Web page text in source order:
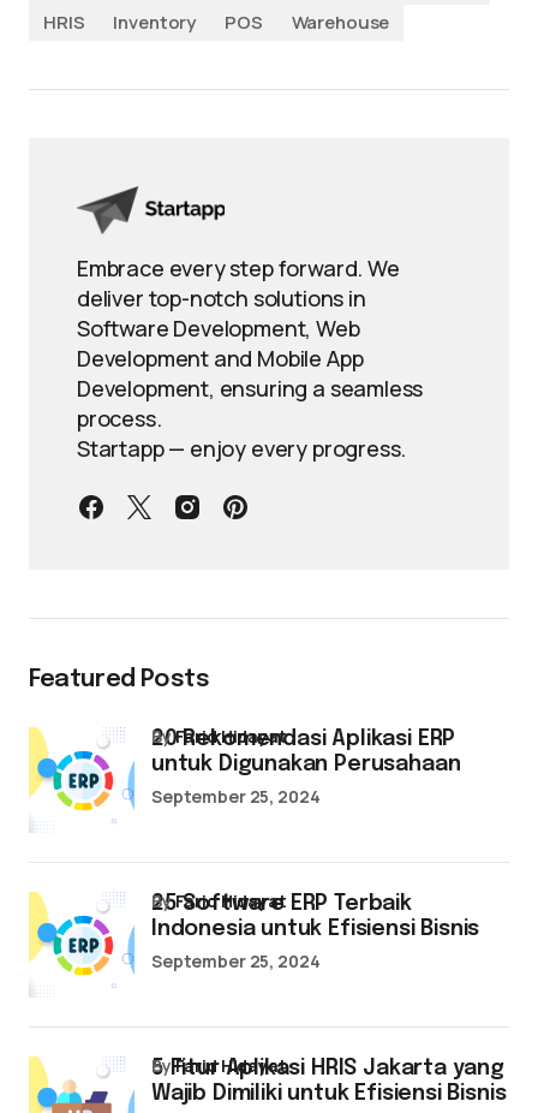
HRIS
Inventory POS Warehouse
Embrace every step forward. We
deliver top-notch solutions in
Software Development, Web
Development and Mobile App
Development, ensuring a seamless
process.
Startapp — enjoy every progress.
Featured Posts
20 Rekomendasi Aplikasi ERP
untuk Digunakan Perusahaan
byFarid Hidayat
September 25, 2024
25 Software ERP Terbaik
Indonesia untuk Efisiensi Bisnis
byFarid Hidayat
September 25, 2024
5 Fitur Aplikasi HRIS Jakarta yang
Wajib Dimiliki untuk Efisiensi Bisnis
byFarid Hidayat